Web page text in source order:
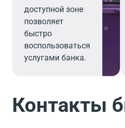
доступной зоне
позволяет
быстро
воспользоваться
услугами банка.
Контакты